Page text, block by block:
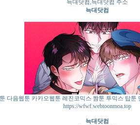
늑대닷컴,늑대닷컴 주소
늑대닷컴
다음웹툰 카카오웹툰 레진코믹스 짬툰 투믹스 탑
https://wfwf.webtoonmoa.top
늑대닷컴